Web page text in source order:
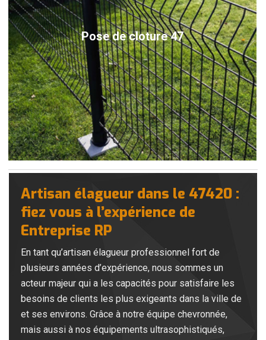
Pose de cloture 47
Artisan élagueur dans le 47420 :
fiez vous à l’expérience de
Entreprise RP
En tant qu’artisan élagueur professionnel fort de
plusieurs années d’expérience, nous sommes un
acteur majeur qui a les capacités pour satisfaire les
besoins de clients les plus exigeants dans la ville de
et ses environs. Grâce à notre équipe chevronnée,
mais aussi à nos équipements ultrasophistiqués,